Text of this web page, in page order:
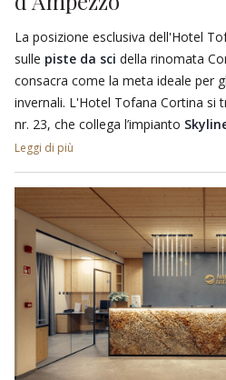
La posizione esclusiva dell'Hotel
sulle piste da sci della rinomata
consacra come la meta ideale per
invernali. L'Hotel Tofana Cortina si
nr. 23, che collega l’impianto
quadriposto Olimpia
alle piste delle Tofane e al Faloria.
potrete inoltre raggiungere gli
Lagazuoi e dell’Alta Badia.
Leggi di più